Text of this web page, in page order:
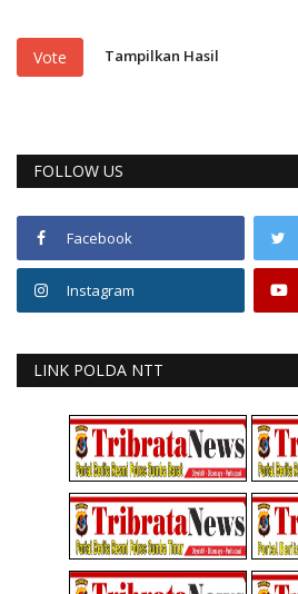
Vote Tampilkan Hasil
FOLLOW US
Facebook
Instagram
LINK POLDA NTT